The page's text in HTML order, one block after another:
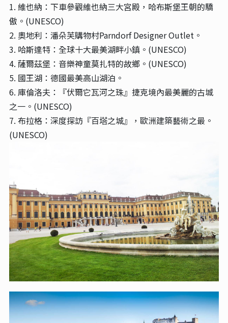
1. 維也納：下車參觀維也納三大宮殿，哈布斯堡王朝的驕
傲。(UNESCO)
2. 奧地利：潘朵芙購物村Parndorf Designer Outlet。
3. 哈斯達特：全球十大最美湖畔小鎮。(UNESCO)
4. 薩爾茲堡：音樂神童莫扎特的故鄉。(UNESCO)
5. 國王湖：德國最美高山湖泊。
6. 庫倫洛夫：『伏爾它瓦河之珠』捷克境內最美麗的古城
之一。(UNESCO)
7. 布拉格：深度探訪『百塔之城』，歐洲建築藝術之最。
(UNESCO)